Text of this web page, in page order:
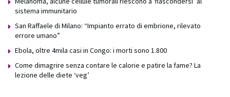
sistema immunitario
San Raffaele di Milano: “Impianto errato di embrione, rilevato
errore umano”
Ebola, oltre 4mila casi in Congo: i morti sono 1.800
Come dimagrire senza contare le calorie e patire la fame? La
lezione delle diete ‘veg’